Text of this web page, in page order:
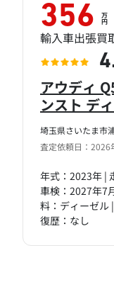
埼玉県さいたま市
査定依頼日：2026
アウディ
ンスト デ
年式：2023年 |
車検：2027年7
料：ディーゼル
復歴：なし
356 万
円
輸入車出張買